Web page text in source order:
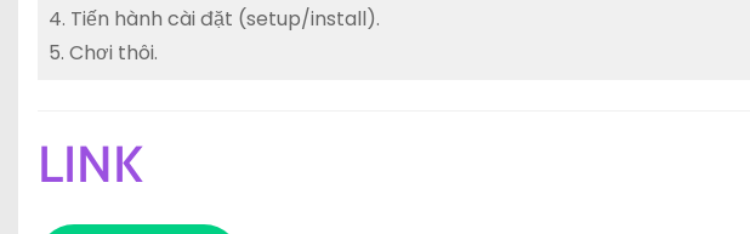
4. Tiến hành cài đặt (setup/install).
5. Chơi thôi.
LINK